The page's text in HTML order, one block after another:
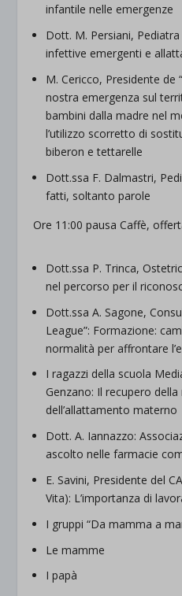
infantile nelle emergenze
Dott. M. Persiani,
infettive emergenti e
M. Cericco, Presidente de
nostra emergenza sul
bambini dalla madre nel
l’utilizzo scorretto di
biberon e tettarelle
Dott.ssa F. Dalmastri,
fatti, soltanto parole
Ore 11:00 pausa Caffè,
Dott.ssa P. Trinca,
nel percorso per il
Dott.ssa A. Sagone,
League”: Formazione:
normalità per affrontare
I ragazzi della scuola
Genzano: Il recupero
dell’allattamento materno
Dott. A. Iannazzo:
ascolto nelle farmacie
E. Savini, Presidente del
Vita): L’importanza di
I gruppi “Da mamma a
Le mamme
I papà